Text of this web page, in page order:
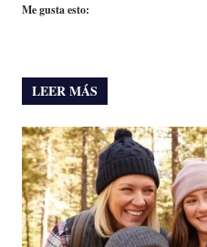
Me gusta esto:
LEER MÁS